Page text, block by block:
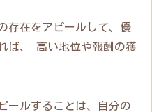
存在をアピールして、優
ば、 高い地位や報酬の獲
ールすることは、自分の